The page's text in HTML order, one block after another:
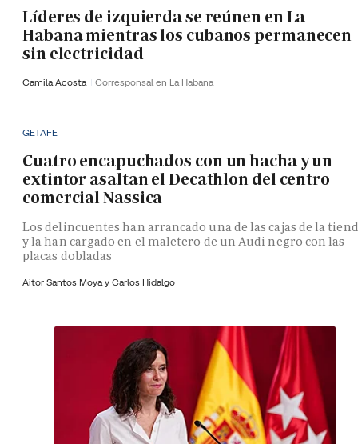
Líderes de izquierda se reúnen en La
Habana mientras los cubanos permanecen
sin electricidad
Camila Acosta Corresponsal en La Habana
GETAFE
Cuatro encapuchados con un hacha y un
extintor asaltan el Decathlon del centro
comercial Nassica
Los delincuentes han arrancado una de las cajas de la
y la han cargado en el maletero de un Audi negro con las
placas dobladas
Aitor Santos Moya y Carlos Hidalgo